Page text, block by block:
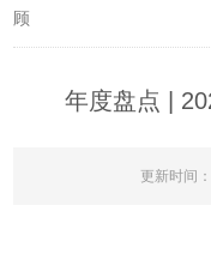
顾
年度盘点 |
更新时间